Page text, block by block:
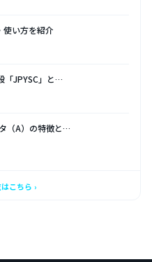
使い方を紹介
「JPYSC」と…
（A）の特徴と…
こちら ›